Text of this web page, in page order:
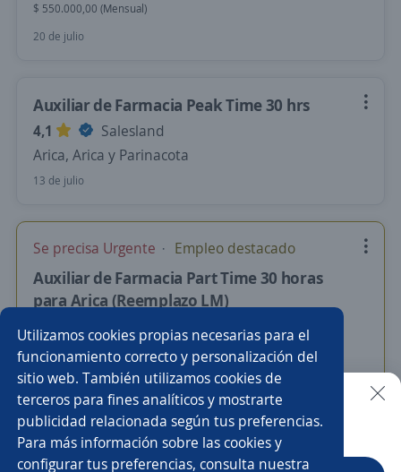
Utilizamos cookies propias necesarias para el
funcionamiento correcto y personalización del
sitio web. También utilizamos cookies de
terceros para fines analíticos y mostrarte
publicidad relacionada según tus preferencias.
Para más información sobre las cookies y
configurar tus preferencias, consulta nuestra
$ 550.000,00 (Mensual)
20 de julio
Auxiliar de Farmacia Peak Time 30 hrs
4,1
Salesland
Arica, Arica y Parinacota
13 de julio
Se precisa Urgente Empleo destacado
Auxiliar de Farmacia Part Time 30 horas
para Arica (Reemplazo LM)
People GO
Arica, Arica y Parinacota
Más de 30 días
Nuevas ofertas de empleo
Buscar es más fácil en la app